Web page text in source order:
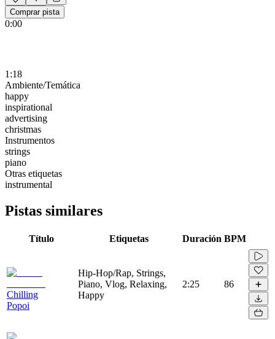
Comprar pista
0:00
1:18
Ambiente/Temática
happy
inspirational
advertising
christmas
Instrumentos
strings
piano
Otras etiquetas
instrumental
Pistas similares
Título Etiquetas Duración BPM
Chilling
Popoi
Hip-Hop/Rap, Strings,
Piano, Vlog, Relaxing,
Happy
2:25 86